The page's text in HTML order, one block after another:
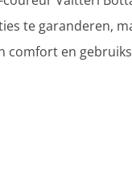
te garanderen,
comfort en